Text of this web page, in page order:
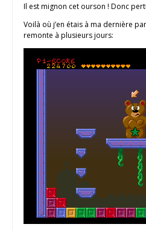
Il est mignon cet ourson ! Donc
Voilà où j’en étais à ma dernière
remonte à plusieurs jours: